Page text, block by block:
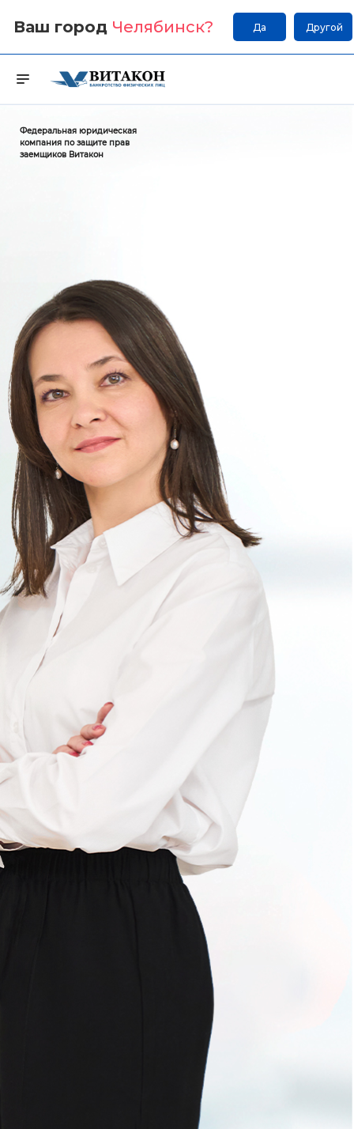
Ваш город Челябинск? Да Другой
Федеральная юридическая
компания по защите прав
заемщиков Витакон